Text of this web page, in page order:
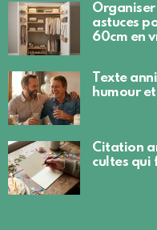
astuces
60cm en
Texte
humour
Citation
cultes qui